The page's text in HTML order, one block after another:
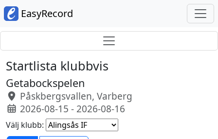
EasyRecord
Startlista klubbvis
Getabockspelen
Påskbergsvallen, Varberg
2026-08-15 - 2026-08-16
Välj klubb: